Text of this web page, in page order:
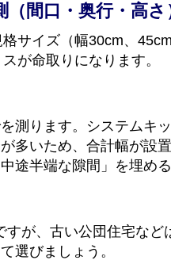
（間口・奥行・高さ
サイズ（幅30cm、
が命取りになります。
測ります。システムキ
多いため、合計幅が設
途半端な隙間」を埋め
すが、古い公団住宅な
選びましょう。